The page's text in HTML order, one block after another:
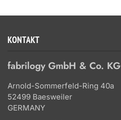
KONTAKT
fabrilogy GmbH & Co. KG
Arnold-Sommerfeld-Ring 40a
52499 Baesweiler
GERMANY